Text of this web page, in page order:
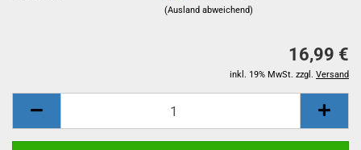
(Ausland abweichend)
16,99 €
inkl. 19% MwSt. zzgl. Versand